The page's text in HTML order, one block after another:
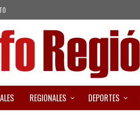
REGIONALES DEPORTES